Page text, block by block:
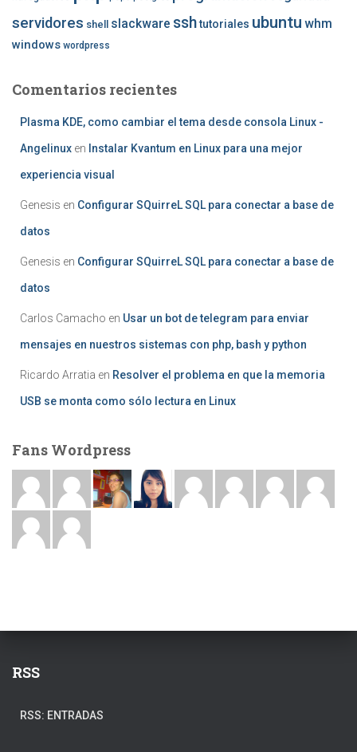
servidores shell slackware sshtutoriales ubuntu whm
windows wordpress
Comentarios recientes
Plasma KDE, como cambiar el tema desde consola Linux -
Angelinux en Instalar Kvantum en Linux para una mejor
experiencia visual
Genesis en Configurar SQuirreL SQL para conectar a base de
datos
Genesis en Configurar SQuirreL SQL para conectar a base de
datos
Carlos Camacho en Usar un bot de telegram para enviar
mensajes en nuestros sistemas con php, bash y python
Ricardo Arratia en Resolver el problema en que la memoria
USB se monta como sólo lectura en Linux
Fans Wordpress
RSS
RSS: ENTRADAS